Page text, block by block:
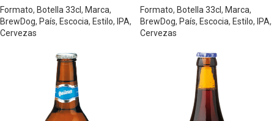
Formato, Botella 33cl, Marca,
BrewDog, País, Escocia, Estilo, IPA,
Cervezas
Formato, Botella 33cl, Marca,
BrewDog, País, Escocia, Estilo, IPA,
Cervezas